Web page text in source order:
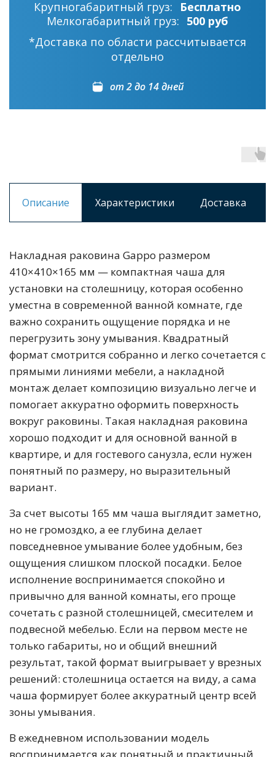
Крупногабаритный груз:
Бесплатно
Мелкогабаритный груз: 500 руб
*Доставка по области рассчитывается
отдельно
от 2 до 14 дней
Описание Характеристики Доставка
Накладная раковина Gappo размером
410×410×165 мм — компактная чаша для
установки на столешницу, которая особенно
уместна в современной ванной комнате, где
важно сохранить ощущение порядка и не
перегрузить зону умывания. Квадратный
формат смотрится собранно и легко сочетается с
прямыми линиями мебели, а накладной
монтаж делает композицию визуально легче и
помогает аккуратно оформить поверхность
вокруг раковины. Такая накладная раковина
хорошо подходит и для основной ванной в
квартире, и для гостевого санузла, если нужен
понятный по размеру, но выразительный
вариант.
За счет высоты 165 мм чаша выглядит заметно,
но не громоздко, а ее глубина делает
повседневное умывание более удобным, без
ощущения слишком плоской посадки. Белое
исполнение воспринимается спокойно и
привычно для ванной комнаты, его проще
сочетать с разной столешницей, смесителем и
подвесной мебелью. Если на первом месте не
только габариты, но и общий внешний
результат, такой формат выигрывает у врезных
решений: столешница остается на виду, а сама
чаша формирует более аккуратный центр всей
зоны умывания.
В ежедневном использовании модель